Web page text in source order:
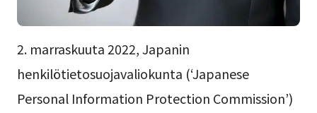
2. marraskuuta 2022, Japanin
henkilötietosuojavaliokunta (‘Japanese
Personal Information Protection Commission’)